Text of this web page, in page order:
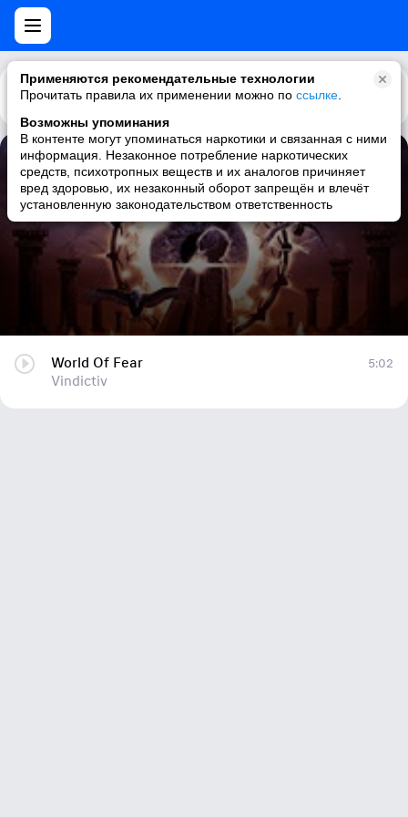
Применяются рекомендательные технологии
Прочитать правила их применении можно по ссылке
Возможны упоминания
В контенте могут упоминаться наркотики и связанная с ними
информация. Незаконное потребление наркотических
средств, психотропных веществ и их аналогов причиняет
вред здоровью, их незаконный оборот запрещён и влечёт
установленную законодательством ответственность
Каталог Рекомендации
World Of Fear
Vindictiv
World Of Fear
Vindictiv
5:02